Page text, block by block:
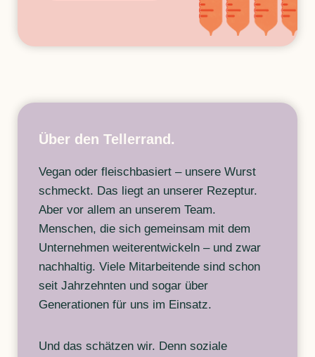
Über den Tellerrand.
Vegan oder fleischbasiert – unsere Wurst
schmeckt. Das liegt an unserer Rezeptur.
Aber vor allem an unserem Team.
Menschen, die sich gemeinsam mit dem
Unternehmen weiterentwickeln – und zwar
nachhaltig. Viele Mitarbeitende sind schon
seit Jahrzehnten und sogar über
Generationen für uns im Einsatz.
Und das schätzen wir. Denn soziale